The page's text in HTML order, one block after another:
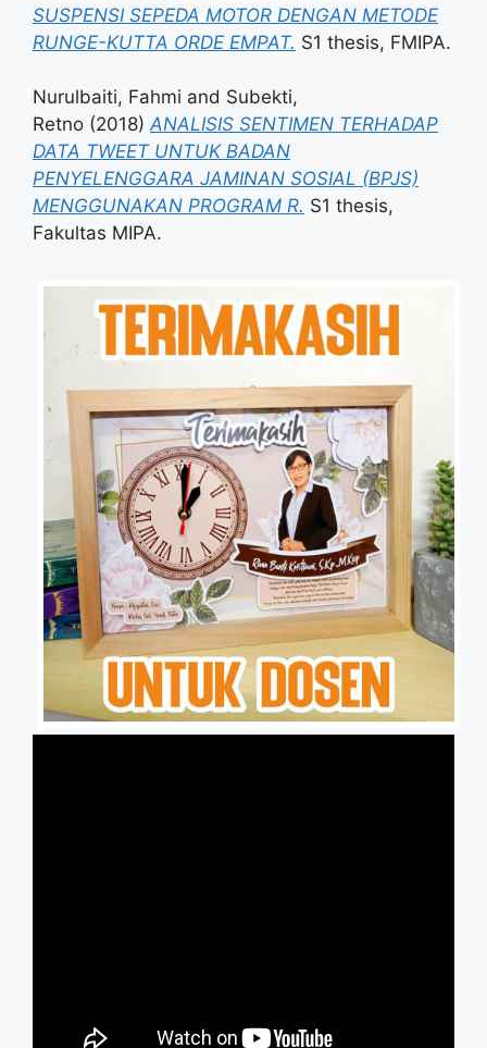
SUSPENSI SEPEDA MOTOR DENGAN METODE
RUNGE-KUTTA ORDE EMPAT. S1 thesis, FMIPA.
Nurulbaiti, Fahmi and Subekti,
Retno (2018)ANALISIS SENTIMEN TERHADAP
DATA TWEET UNTUK BADAN
PENYELENGGARA JAMINAN SOSIAL (BPJS)
MENGGUNAKAN PROGRAM R. S1 thesis,
Fakultas MIPA.